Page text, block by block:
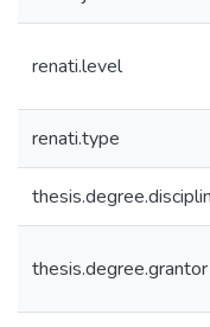
renati.level
renati.type
thesis.degree.grantor